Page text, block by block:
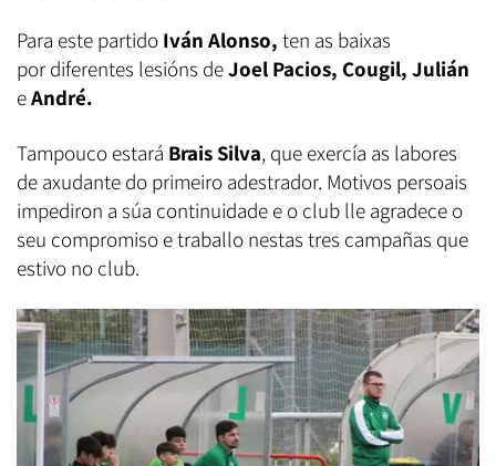
Para este partido Iván Alonso, ten as baixas
por diferentes lesións deJoel Pacios, Cougil, Julián
eAndré.
Tampouco estará Brais Silva, que exercía as labores
de axudante do primeiro adestrador. Motivos persoais
impediron a súa continuidade e o club lle agradece o
seu compromiso e traballo nestas tres campañas que
estivo no club.